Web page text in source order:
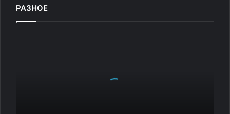
РАЗНОЕ